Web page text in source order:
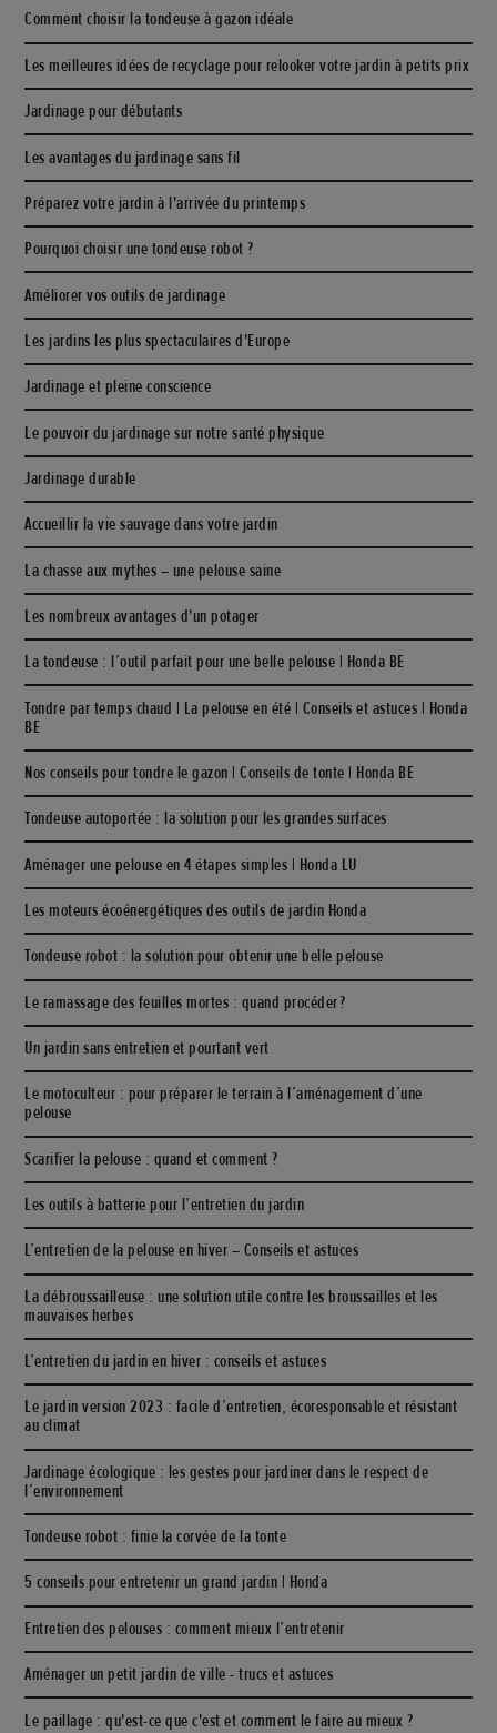
Comment choisir la tondeuse à gazon idéale
Les meilleures idées de recyclage pour relooker votre jardin à petits prix
Jardinage pour débutants
Les avantages du jardinage sans fil
Préparez votre jardin à l'arrivée du printemps
Pourquoi choisir une tondeuse robot ?
Améliorer vos outils de jardinage
Les jardins les plus spectaculaires d'Europe
Jardinage et pleine conscience
Le pouvoir du jardinage sur notre santé physique
Jardinage durable
Accueillir la vie sauvage dans votre jardin
La chasse aux mythes – une pelouse saine
Les nombreux avantages d'un potager
La tondeuse : l’outil parfait pour une belle pelouse | Honda BE
Tondre par temps chaud | La pelouse en été | Conseils et astuces | Honda
BE
Nos conseils pour tondre le gazon | Conseils de tonte | Honda BE
Tondeuse autoportée : la solution pour les grandes surfaces
Aménager une pelouse en 4 étapes simples | Honda LU
Les moteurs écoénergétiques des outils de jardin Honda
Tondeuse robot : la solution pour obtenir une belle pelouse
Le ramassage des feuilles mortes : quand procéder ?
Un jardin sans entretien et pourtant vert
Le motoculteur : pour préparer le terrain à l’aménagement d’une
pelouse
Scarifier la pelouse : quand et comment ?
Les outils à batterie pour l’entretien du jardin
L’entretien de la pelouse en hiver – Conseils et astuces
La débroussailleuse : une solution utile contre les broussailles et les
mauvaises herbes
L’entretien du jardin en hiver : conseils et astuces
Le jardin version 2023 : facile d’entretien, écoresponsable et résistant
au climat
Jardinage écologique : les gestes pour jardiner dans le respect de
l’environnement
Tondeuse robot : finie la corvée de la tonte
5 conseils pour entretenir un grand jardin | Honda
Entretien des pelouses : comment mieux l’entretenir
Aménager un petit jardin de ville - trucs et astuces
Le paillage : qu'est-ce que c'est et comment le faire au mieux ?